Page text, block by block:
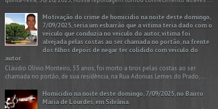
Motivação do crime de homicídio na noite deste domingo,
7/09/2025, seria um esbarrão que a vitima teria dado com o
veículo que conduzia no veículo do autor, vítima foi
alvejada pelas costas ao ser chamada no portão, na frente
dos filhos depois de negar ter colidido com veículo do
autor.
Cláudio Olívio Monteiro, 53 anos, foi morto a tiros pelas costas ao ser
chamada no portão, de sua residência, na Rua Adonias Lemes do Prado,...
Homicídio na noite deste domingo, 7/09/2025, no Bairro
Maria de Lourdes, em Silvânia.